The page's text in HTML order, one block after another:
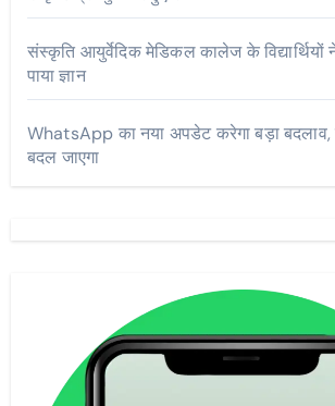
संस्कृति आयुर्वेदिक मेडिकल कालेज के विद्यार्थियों
पाया ज्ञान
WhatsApp का नया अपडेट करेगा बड़ा बदलाव,
बदल जाएगा